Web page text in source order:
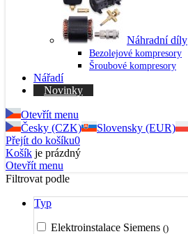
Náhradní díly
Bezolejové kompresory
Šroubové kompresory
Nářadí
Novinky
Otevřít menu
Česky (CZK)
Slovensky (EUR)
Přejít do košíku0
Košík je prázdný
Otevřít menu
Filtrovat podle
Typ
Elektroinstalace Siemens ()